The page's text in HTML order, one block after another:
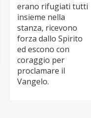
erano rifugiati tutti
insieme nella
stanza, ricevono
forza dallo Spirito
ed escono con
coraggio per
proclamare il
Vangelo.